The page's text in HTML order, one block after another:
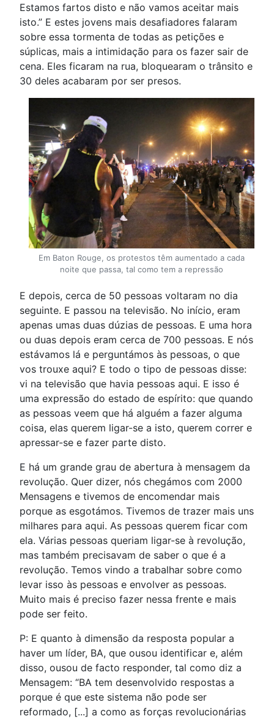
Estamos fartos disto e não vamos aceitar mais
isto.” E estes jovens mais desafiadores falaram
sobre essa tormenta de todas as petições e
súplicas, mais a intimidação para os fazer sair de
cena. Eles ficaram na rua, bloquearam o trânsito e
30 deles acabaram por ser presos.
Em Baton Rouge, os protestos têm aumentado a cada
noite que passa, tal como tem a repressão
E depois, cerca de 50 pessoas voltaram no dia
seguinte. E passou na televisão. No início, eram
apenas umas duas dúzias de pessoas. E uma hora
ou duas depois eram cerca de 700 pessoas. E nós
estávamos lá e perguntámos às pessoas, o que
vos trouxe aqui? E todo o tipo de pessoas disse:
vi na televisão que havia pessoas aqui. E isso é
uma expressão do estado de espírito: que quando
as pessoas veem que há alguém a fazer alguma
coisa, elas querem ligar-se a isto, querem correr e
apressar-se e fazer parte disto.
E há um grande grau de abertura à mensagem da
revolução. Quer dizer, nós chegámos com 2000
Mensagens e tivemos de encomendar mais
porque as esgotámos. Tivemos de trazer mais uns
milhares para aqui. As pessoas querem ficar com
ela. Várias pessoas queriam ligar-se à revolução,
mas também precisavam de saber o que é a
revolução. Temos vindo a trabalhar sobre como
levar isso às pessoas e envolver as pessoas.
Muito mais é preciso fazer nessa frente e mais
pode ser feito.
P: E quanto à dimensão da resposta popular a
haver um líder, BA, que ousou identificar e, além
disso, ousou de facto responder, tal como diz a
Mensagem: “BA tem desenvolvido respostas a
porque é que este sistema não pode ser
reformado, [...] a como as forças revolucionárias